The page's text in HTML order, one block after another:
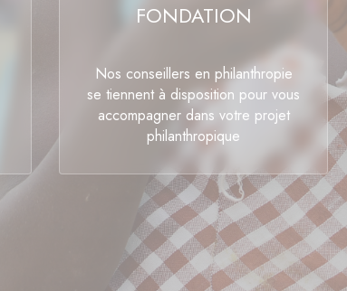
FONDATION
Nos conseillers en philanthropie
se tiennent à disposition pour vous
accompagner dans votre projet
philanthropique